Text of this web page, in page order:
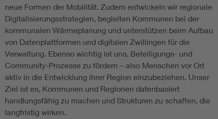
neue Formen der Mobilität. Zudem entwickeln wir regionale
Digitalisierungsstrategien, begleiten Kommunen bei der
kommunalen Wärmeplanung und unterstützen beim Aufbau
von Datenplattformen und digitalen Zwillingen für die
Verwaltung. Ebenso wichtig ist uns, Beteiligungs- und
Community-Prozesse zu fördern – also Menschen vor Ort
aktiv in die Entwicklung ihrer Region einzubeziehen. Unser
Ziel ist es, Kommunen und Regionen datenbasiert
handlungsfähig zu machen und Strukturen zu schaffen, die
langfristig wirken.